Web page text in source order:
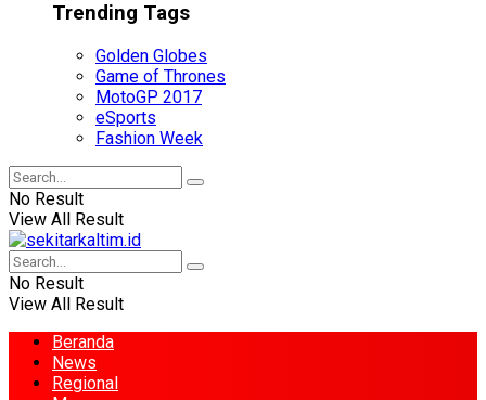
Trending Tags
Golden Globes
Game of Thrones
MotoGP 2017
eSports
Fashion Week
No Result
View All Result
No Result
View All Result
Beranda
News
Regional